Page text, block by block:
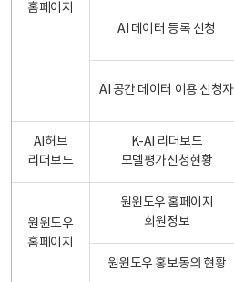
홈페이지
AI 데이터 등록 신청
AI 공간 데이터 이용 신청자
AI허브
리더보드
K-AI 리더보드
모델평가신청현황
원윈도우
홈페이지
원윈도우 홈페이지
회원정보
원윈도우 홍보동의 현황